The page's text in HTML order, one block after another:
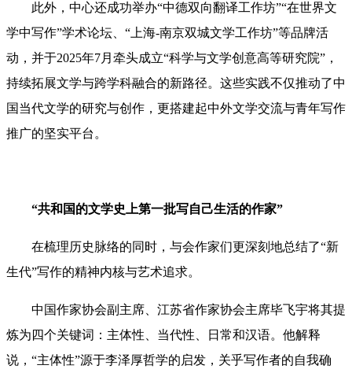
此外，中心还成功举办“中德双向翻译工作坊”“在世界文
学中写作”学术论坛、“上海-南京双城文学工作坊”等品牌活
动，并于2025年7月牵头成立“科学与文学创意高等研究院”，
持续拓展文学与跨学科融合的新路径。这些实践不仅推动了中
国当代文学的研究与创作，更搭建起中外文学交流与青年写作
推广的坚实平台。
“共和国的文学史上第一批写自己生活的作家”
在梳理历史脉络的同时，与会作家们更深刻地总结了“新
生代”写作的精神内核与艺术追求。
中国作家协会副主席、江苏省作家协会主席毕飞宇将其提
炼为四个关键词：主体性、当代性、日常和汉语。他解释
说，“主体性”源于李泽厚哲学的启发，关乎写作者的自我确